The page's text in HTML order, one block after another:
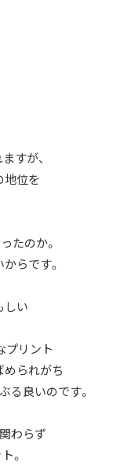
すが、
位を
たのか。
らです。
しい
プリント
られがち
る良いのです。
わらず
。